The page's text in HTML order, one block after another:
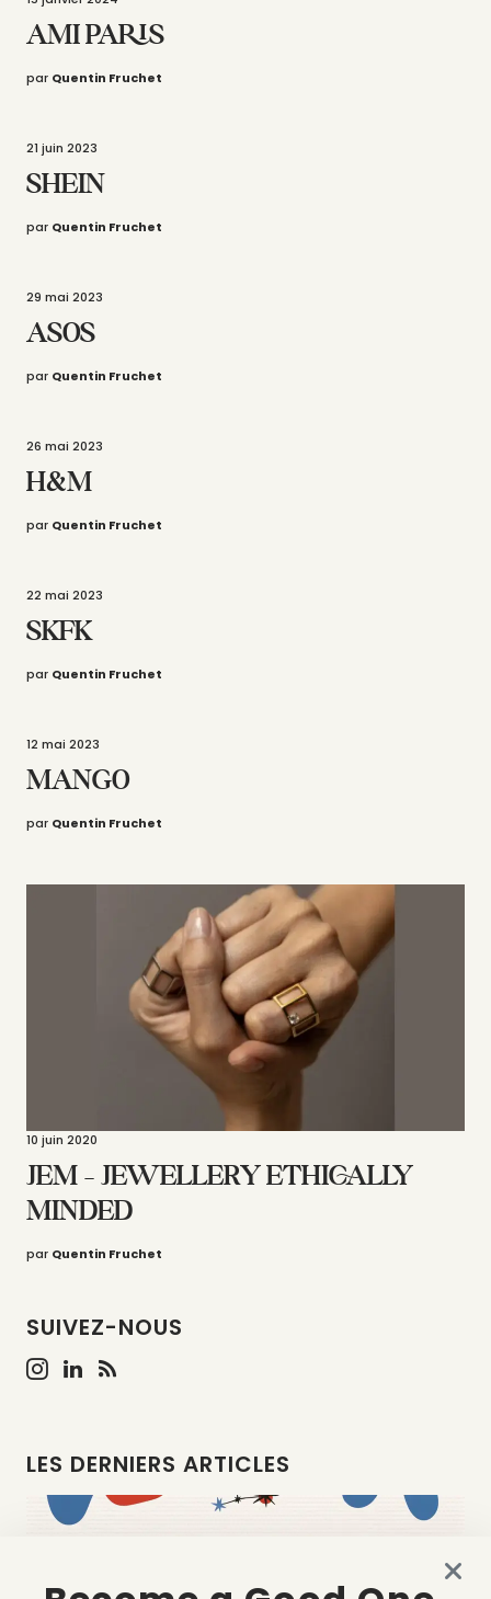
AMI PARIS
par Quentin Fruchet
21 juin 2023
SHEIN
par Quentin Fruchet
29 mai 2023
ASOS
par Quentin Fruchet
26 mai 2023
H&M
par Quentin Fruchet
22 mai 2023
SKFK
par Quentin Fruchet
12 mai 2023
MANGO
par Quentin Fruchet
10 juin 2020
JEM – JEWELLERY ETHICALLY
MINDED
par Quentin Fruchet
SUIVEZ-NOUS
LES DERNIERS ARTICLES